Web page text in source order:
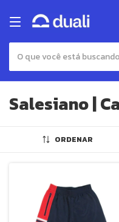
Salesiano |
ORDENAR